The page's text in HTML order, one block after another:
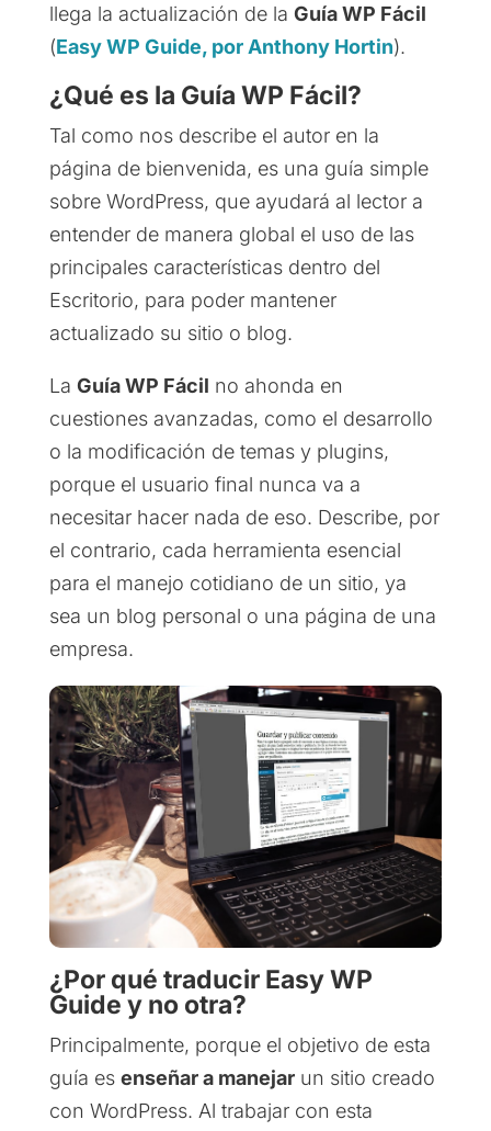
llega la actualización de la Guía WP Fácil
(Easy WP Guide, por Anthony Hortin).
¿Qué es la Guía WP Fácil?
Tal como nos describe el autor en la
página de bienvenida, es una guía simple
sobre WordPress, que ayudará al lector a
entender de manera global el uso de las
principales características dentro del
Escritorio, para poder mantener
actualizado su sitio o blog.
La Guía WP Fácil no ahonda en
cuestiones avanzadas, como el desarrollo
o la modificación de temas y plugins,
porque el usuario final nunca va a
necesitar hacer nada de eso. Describe, por
el contrario, cada herramienta esencial
para el manejo cotidiano de un sitio, ya
sea un blog personal o una página de una
empresa.
¿Por qué traducir Easy WP
Guide y no otra?
Principalmente, porque el objetivo de esta
guía es enseñar a manejarun sitio creado
con WordPress. Al trabajar con esta